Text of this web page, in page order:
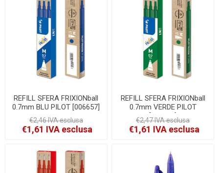
REFILL SFERA FRIXIONball
0.7mm BLU PILOT [006657]
€2,46 IVA esclusa
€1,61 IVA esclusa
REFILL SFERA FRIXIONball
0.7mm VERDE PILOT
[006659]
€2,47 IVA esclusa
€1,61 IVA esclusa